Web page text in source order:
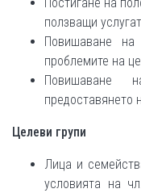
ползващи
Повишаване на
проблемите на
Повишаване
предоставянето
Целеви групи
Лица и
условията на